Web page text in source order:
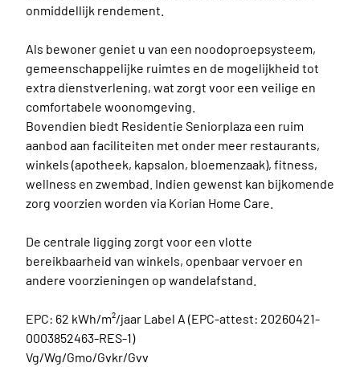
onmiddellijk rendement.
Als bewoner geniet u van een noodoproepsysteem,
gemeenschappelijke ruimtes en de mogelijkheid tot
extra dienstverlening, wat zorgt voor een veilige en
comfortabele woonomgeving.
Bovendien biedt Residentie Seniorplaza een ruim
aanbod aan faciliteiten met onder meer restaurants,
winkels (apotheek, kapsalon, bloemenzaak), fitness,
wellness en zwembad. Indien gewenst kan bijkomende
zorg voorzien worden via Korian Home Care.
De centrale ligging zorgt voor een vlotte
bereikbaarheid van winkels, openbaar vervoer en
andere voorzieningen op wandelafstand.
EPC: 62 kWh/m²/jaar Label A (EPC-attest: 20260421-
0003852463-RES-1)
Vg/Wg/Gmo/Gvkr/Gvv